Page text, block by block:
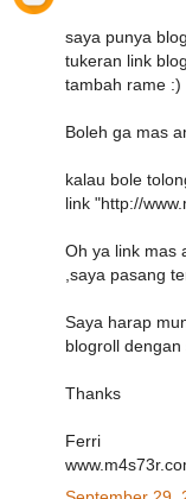
saya punya
tukeran link
tambah rame :)
Boleh ga mas
kalau bole
link "http://
Oh ya link mas
,saya pasang
Saya harap
blogroll dengan
Thanks
Ferri